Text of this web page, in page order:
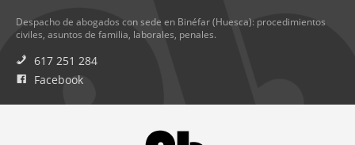
Despacho de abogados con sede en Binéfar (Huesca): procedimientos
civiles, asuntos de familia, laborales, penales.
617 251 284
Facebook